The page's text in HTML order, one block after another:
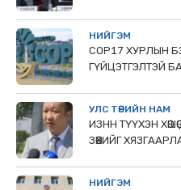
НИЙГЭМ
COP17 ХУРЛЫН
ГҮЙЦЭТГЭЛТЭЙ
УЛС ТӨРИЙН НАМ
ИЗНН ТҮҮХЭН
ЗӨӨХИЙГ
НИЙГЭМ